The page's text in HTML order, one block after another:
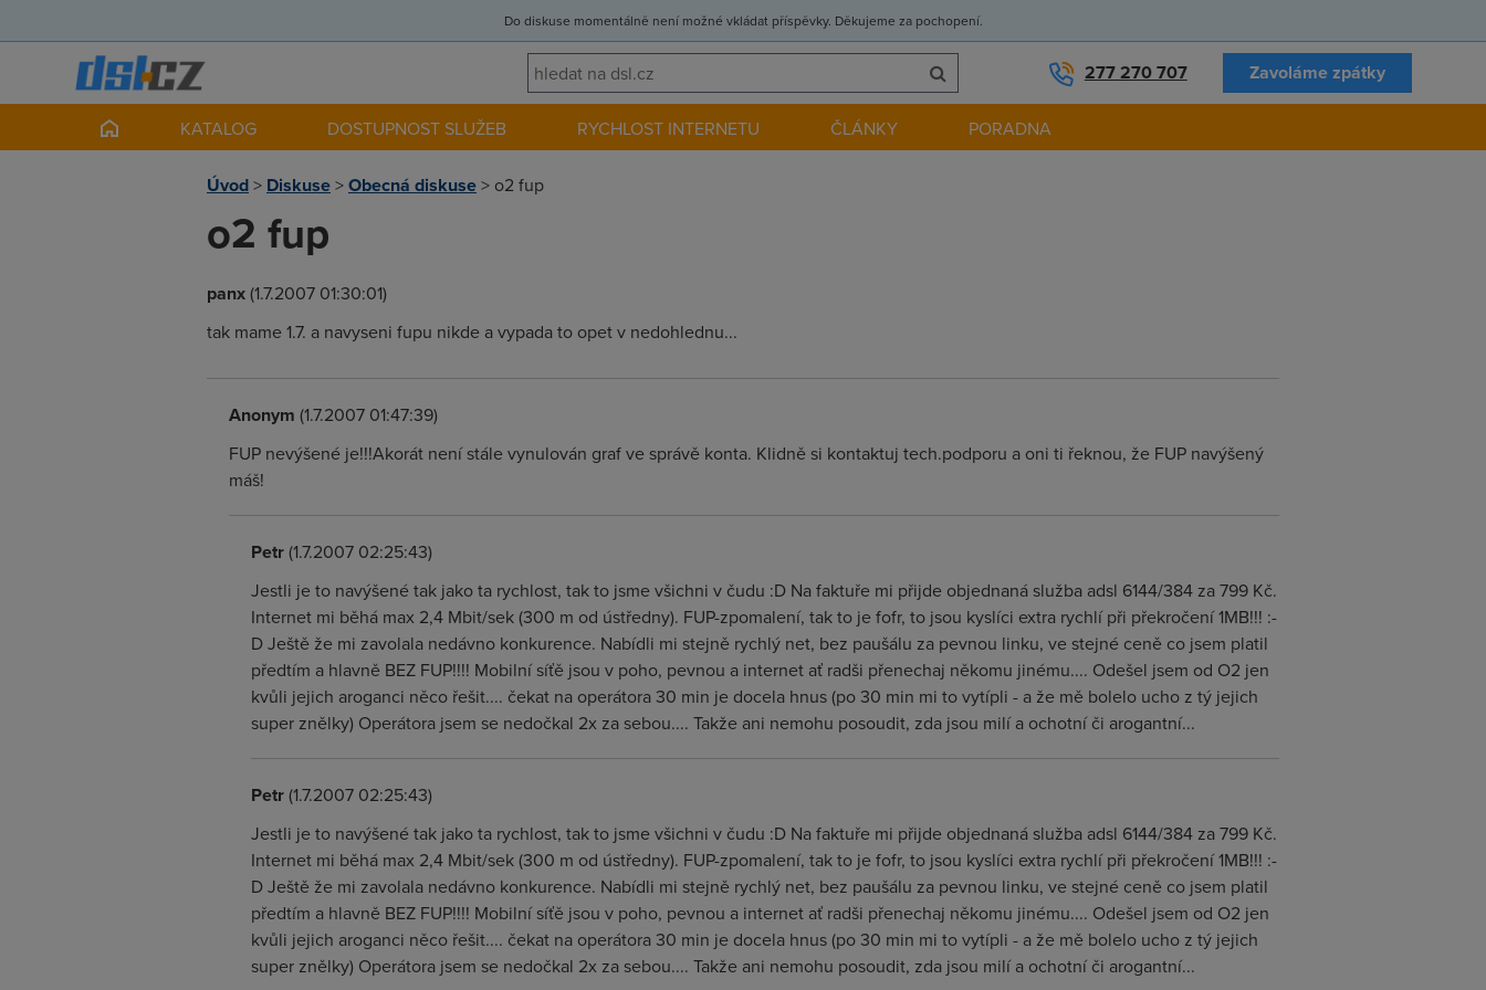
Do diskuse momentálně není možné vkládat příspěvky. Děkujeme za pochopení.
277 270 707 Zavoláme zpátky
KATALOG DOSTUPNOST SLUŽEB RYCHLOST INTERNETU ČLÁNKY PORADNA
Úvod> Diskuse>Obecná diskuse> o2 fup
o2 fup
panx(1.7.2007 01:30:01)
tak mame 1.7. a navyseni fupu nikde a vypada to opet v nedohlednu...
Anonym (1.7.2007 01:47:39)
FUP nevýšené je!!!Akorát není stále vynulován graf ve správě konta. Klidně si kontaktuj tech.podporu a oni ti řeknou, že FUP navýšený
máš!
Petr(1.7.2007 02:25:43)
Jestli je to navýšené tak jako ta rychlost, tak to jsme všichni v čudu :D Na faktuře mi přijde objednaná služba adsl 6144/384 za 799 Kč.
Internet mi běhá max 2,4 Mbit/sek (300 m od ústředny). FUP-zpomalení, tak to je fofr, to jsou kyslíci extra rychlí při překročení 1MB!!! :-
D Ještě že mi zavolala nedávno konkurence. Nabídli mi stejně rychlý net, bez paušálu za pevnou linku, ve stejné ceně co jsem platil
předtím a hlavně BEZ FUP!!!! Mobilní síťě jsou v poho, pevnou a internet ať radši přenechaj někomu jinému.... Odešel jsem od O2 jen
kvůli jejich aroganci něco řešit.... čekat na operátora 30 min je docela hnus (po 30 min mi to vytípli - a že mě bolelo ucho z tý jejich
super znělky) Operátora jsem se nedočkal 2x za sebou.... Takže ani nemohu posoudit, zda jsou milí a ochotní či arogantní...
Petr(1.7.2007 02:25:43)
Jestli je to navýšené tak jako ta rychlost, tak to jsme všichni v čudu :D Na faktuře mi přijde objednaná služba adsl 6144/384 za 799 Kč.
Internet mi běhá max 2,4 Mbit/sek (300 m od ústředny). FUP-zpomalení, tak to je fofr, to jsou kyslíci extra rychlí při překročení 1MB!!! :-
D Ještě že mi zavolala nedávno konkurence. Nabídli mi stejně rychlý net, bez paušálu za pevnou linku, ve stejné ceně co jsem platil
předtím a hlavně BEZ FUP!!!! Mobilní síťě jsou v poho, pevnou a internet ať radši přenechaj někomu jinému.... Odešel jsem od O2 jen
kvůli jejich aroganci něco řešit.... čekat na operátora 30 min je docela hnus (po 30 min mi to vytípli - a že mě bolelo ucho z tý jejich
super znělky) Operátora jsem se nedočkal 2x za sebou.... Takže ani nemohu posoudit, zda jsou milí a ochotní či arogantní...